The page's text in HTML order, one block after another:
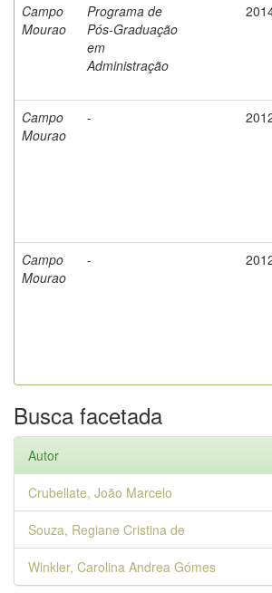
Campo
Mourao
Programa de
Pós-Graduação
em
Administração
Campo
Mourao
-
Campo
Mourao
-
Busca facetada
Autor
Crubellate, João Marcelo
Souza, Regiane Cristina de
Winkler, Carolina Andrea Gómes